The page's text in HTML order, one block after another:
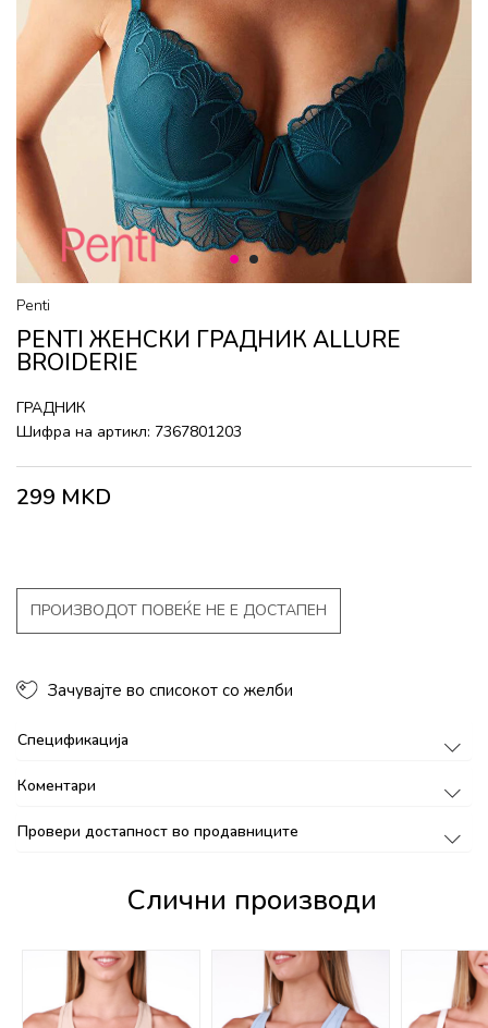
1 2
Penti
PENTI ЖЕНСКИ ГРАДНИК ALLURE
BROIDERIE
ГРАДНИК
Шифра на артикл: 7367801203
299 MKD
ПРОИЗВОДОТ ПОВЕЌЕ НЕ Е ДОСТАПЕН
Зачувајте во списокот со желби
Спецификација
Коментари
Провери достапност во продавниците
Слични производи